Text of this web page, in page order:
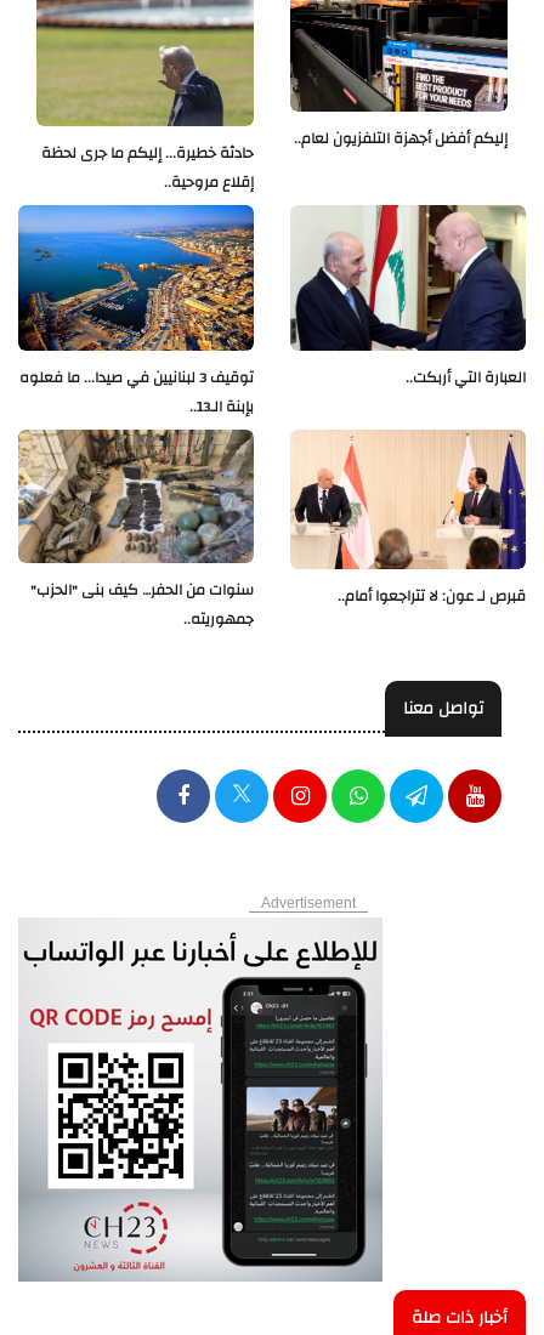
حادثة خطيرة... إليكم ما جرى لحظة
إقلاع مروحية..
إليكم أفضل أجهزة التلفزيون لعام..
توقيف 3 لبنانيين في صيدا... ما فعلوه
بإبنة الـ13..
العبارة التي أربكت..
سنوات من الحفر… كيف بنى "الحزب"
جمهوريته..
قبرص لـ عون: لا تتراجعوا أمام..
تواصل معنا
Advertisement
أخبار ذات صلة